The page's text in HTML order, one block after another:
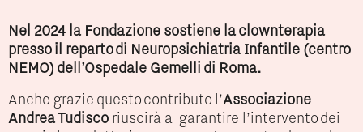
Nel 2024 la Fondazione sostiene la clownterapia
presso il reparto di Neuropsichiatria Infantile (centro
NEMO) dell’Ospedale Gemelli di Roma.
Anche grazie questo contributo l’Associazione
Andrea Tudisco riuscirà a garantire l’intervento dei